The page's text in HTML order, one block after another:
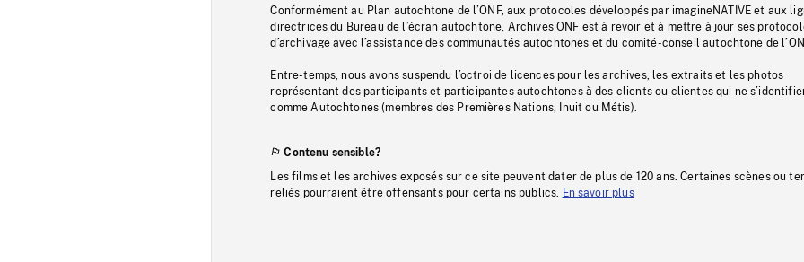
Conformément au Plan autochtone de l’ONF, aux protocoles développés par imagineNATIVE et aux
directrices du Bureau de l’écran autochtone, Archives ONF est à revoir et à mettre à jour ses
d’archivage avec l’assistance des communautés autochtones et du comité-conseil autochtone de
Entre-temps, nous avons suspendu l’octroi de licences pour les archives, les extraits et les photos
représentant des participants et participantes autochtones à des clients ou clientes qui ne
comme Autochtones (membres des Premières Nations, Inuit ou Métis).
Contenu sensible?
Les films et les archives exposés sur ce site peuvent dater de plus de 120 ans. Certaines scènes ou
reliés pourraient être offensants pour certains publics.
En savoir plus